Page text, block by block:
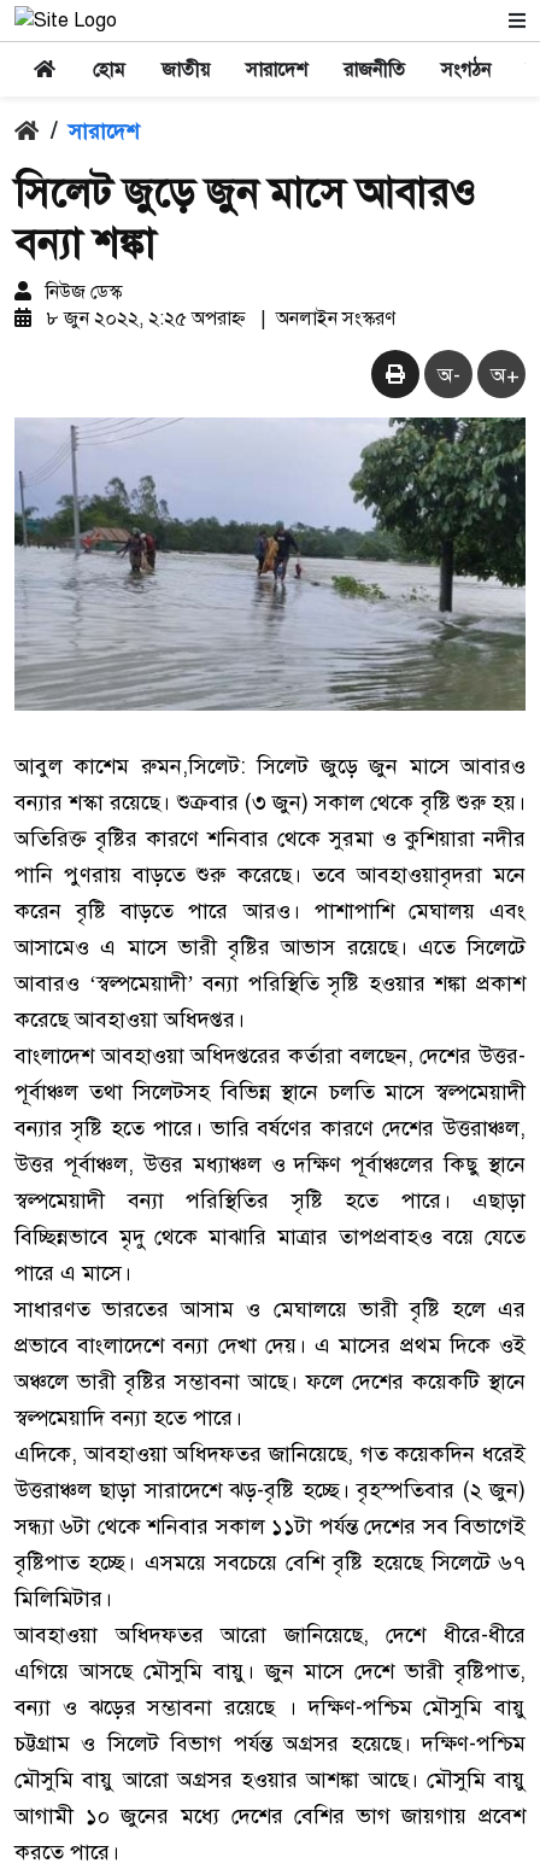
হোম জাতীয় সারাদেশ রাজনীতি সংগঠন
/ সারাদেশ
সিলেট জুড়ে জুন মাসে আবারও
বন্যা শঙ্কা
নিউজ ডেস্ক
৮ জুন ২০২২, ২:২৫ অপরাহ্ন
অনলাইন সংস্করণ
অ- অ+
আবুল কাশেম রুমন,সিলেট: সিলেট জুড়ে জুন মাসে আবারও
বন্যার শস্কা রয়েছে। শুক্রবার (৩ জুন) সকাল থেকে বৃষ্টি শুরু হয়।
অতিরিক্ত বৃষ্টির কারণে শনিবার থেকে সুরমা ও কুশিয়ারা নদীর
পানি পুণরায় বাড়তে শুরু করেছে। তবে আবহাওয়াবৃদরা মনে
করেন বৃষ্টি বাড়তে পারে আরও। পাশাপাশি মেঘালয় এবং
আসামেও এ মাসে ভারী বৃষ্টির আভাস রয়েছে। এতে সিলেটে
আবারও ‘স্বল্পমেয়াদী’ বন্যা পরিস্থিতি সৃষ্টি হওয়ার শঙ্কা প্রকাশ
করেছে আবহাওয়া অধিদপ্তর।
বাংলাদেশ আবহাওয়া অধিদপ্তরের কর্তারা বলছেন, দেশের উত্তর-
পূর্বাঞ্চল তথা সিলেটসহ বিভিন্ন স্থানে চলতি মাসে স্বল্পমেয়াদী
বন্যার সৃষ্টি হতে পারে। ভারি বর্ষণের কারণে দেশের উত্তরাঞ্চল,
উত্তর পূর্বাঞ্চল, উত্তর মধ্যাঞ্চল ও দক্ষিণ পূর্বাঞ্চলের কিছু স্থানে
স্বল্পমেয়াদী বন্যা পরিস্থিতির সৃষ্টি হতে পারে। এছাড়া
বিচ্ছিন্নভাবে মৃদু থেকে মাঝারি মাত্রার তাপপ্রবাহও বয়ে যেতে
পারে এ মাসে।
সাধারণত ভারতের আসাম ও মেঘালয়ে ভারী বৃষ্টি হলে এর
প্রভাবে বাংলাদেশে বন্যা দেখা দেয়। এ মাসের প্রথম দিকে ওই
অঞ্চলে ভারী বৃষ্টির সম্ভাবনা আছে। ফলে দেশের কয়েকটি স্থানে
স্বল্পমেয়াদি বন্যা হতে পারে।
এদিকে, আবহাওয়া অধিদফতর জানিয়েছে, গত কয়েকদিন ধরেই
উত্তরাঞ্চল ছাড়া সারাদেশে ঝড়-বৃষ্টি হচ্ছে। বৃহস্পতিবার (২ জুন)
সন্ধ্যা ৬টা থেকে শনিবার সকাল ১১টা পর্যন্ত দেশের সব বিভাগেই
বৃষ্টিপাত হচ্ছে। এসময়ে সবচেয়ে বেশি বৃষ্টি হয়েছে সিলেটে ৬৭
মিলিমিটার।
আবহাওয়া অধিদফতর আরো জানিয়েছে, দেশে ধীরে-ধীরে
এগিয়ে আসছে মৌসুমি বায়ু। জুন মাসে দেশে ভারী বৃষ্টিপাত,
বন্যা ও ঝড়ের সম্ভাবনা রয়েছে । দক্ষিণ-পশ্চিম মৌসুমি বায়ু
চট্টগ্রাম ও সিলেট বিভাগ পর্যন্ত অগ্রসর হয়েছে। দক্ষিণ-পশ্চিম
মৌসুমি বায়ু আরো অগ্রসর হওয়ার আশঙ্কা আছে। মৌসুমি বায়ু
আগামী ১০ জুনের মধ্যে দেশের বেশির ভাগ জায়গায় প্রবেশ
করতে পারে।